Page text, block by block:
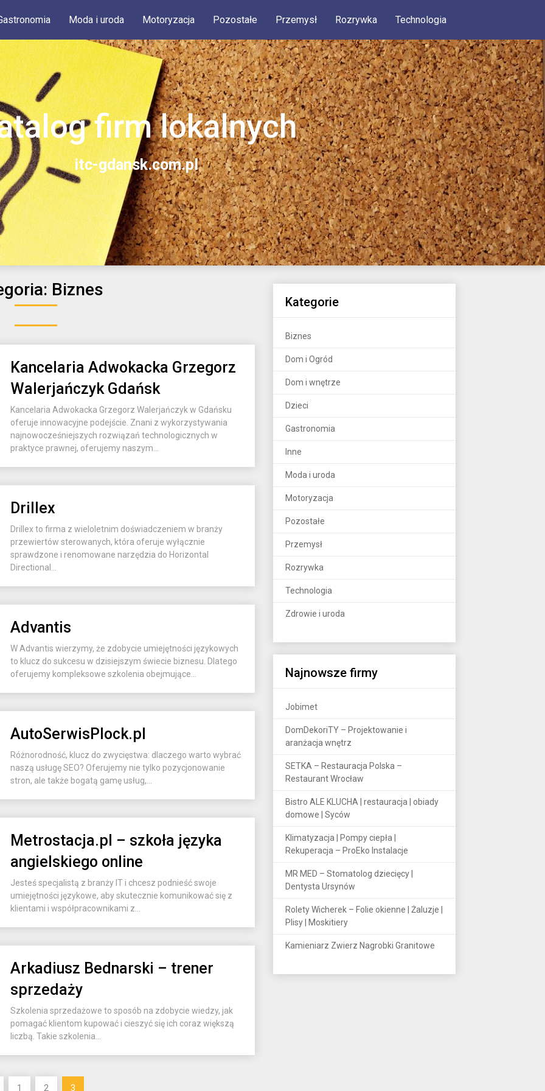
Moda i uroda Motoryzacja Pozostałe Przemysł Rozrywka Technologia
firm lokalnych
itc-gdansk.com.pl
Biznes
Kancelaria Adwokacka Grzegorz
Walerjańczyk Gdańsk
Kancelaria Adwokacka Grzegorz Walerjańczyk w Gdańsku
oferuje innowacyjne podejście. Znani z wykorzystywania
najnowocześniejszych rozwiązań technologicznych w
praktyce prawnej, oferujemy naszym...
Drillex
Drillex to firma z wieloletnim doświadczeniem w branży
przewiertów sterowanych, która oferuje wyłącznie
sprawdzone i renomowane narzędzia do Horizontal
Directional...
Advantis
W Advantis wierzymy, że zdobycie umiejętności językowych
to klucz do sukcesu w dzisiejszym świecie biznesu. Dlatego
oferujemy kompleksowe szkolenia obejmujące...
AutoSerwisPlock.pl
Różnorodność, klucz do zwycięstwa: dlaczego warto wybrać
naszą usługę SEO? Oferujemy nie tylko pozycjonowanie
stron, ale także bogatą gamę usług,...
Metrostacja.pl – szkoła języka
angielskiego online
Jesteś specjalistą z branży IT i chcesz podnieść swoje
umiejętności językowe, aby skutecznie komunikować się z
klientami i współpracownikami z...
Arkadiusz Bednarski – trener
sprzedaży
Szkolenia sprzedażowe to sposób na zdobycie wiedzy, jak
pomagać klientom kupować i cieszyć się ich coraz większą
liczbą. Takie szkolenia...
1 2 3
Kategorie
Biznes
Dom i Ogród
Dom i wnętrze
Dzieci
Gastronomia
Inne
Moda i uroda
Motoryzacja
Pozostałe
Przemysł
Rozrywka
Technologia
Zdrowie i uroda
Najnowsze firmy
Jobimet
DomDekoriTY – Projektowanie i
aranżacja wnętrz
SETKA – Restauracja Polska –
Restaurant Wrocław
Bistro ALE KLUCHA | restauracja | obiady
domowe | Syców
Klimatyzacja | Pompy ciepła |
Rekuperacja – ProEko Instalacje
MR MED – Stomatolog dziecięcy |
Dentysta Ursynów
Rolety Wicherek – Folie okienne | Żaluzje |
Plisy | Moskitiery
Kamieniarz Zwierz Nagrobki Granitowe